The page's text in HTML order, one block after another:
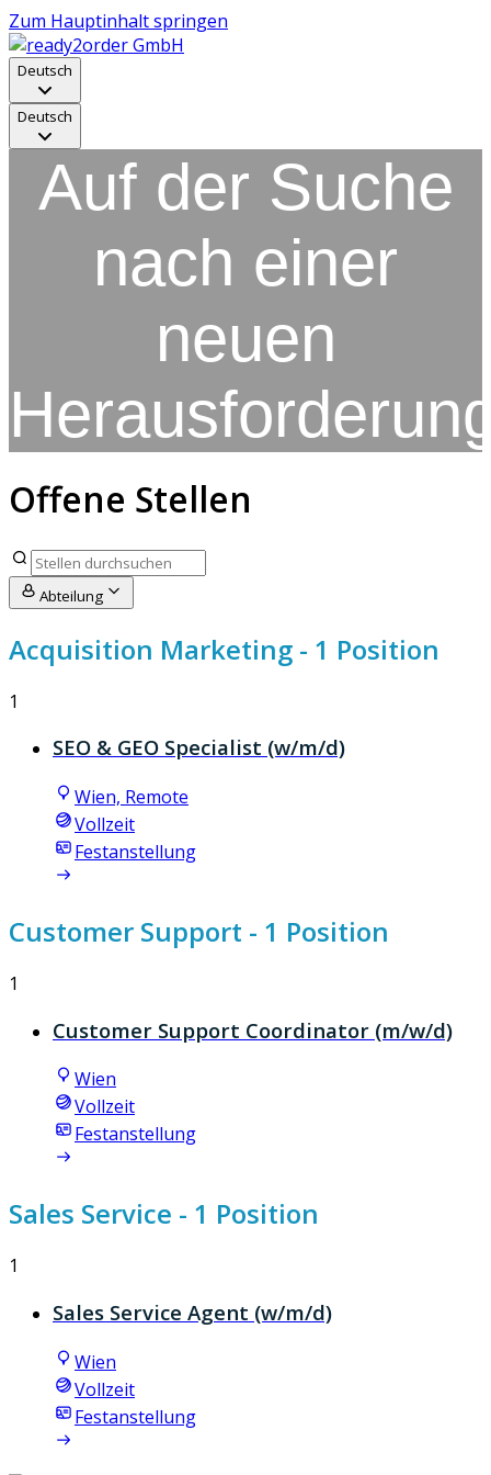
Zum Hauptinhalt springen
Deutsch
Deutsch
Auf der Suche
nach einer
neuen
Offene Stellen
Abteilung
Acquisition Marketing - 1 Position
1
SEO & GEO Specialist (w/m/d)
Wien, Remote
Vollzeit
Festanstellung
Customer Support - 1 Position
1
Customer Support Coordinator (m/w/d)
Wien
Vollzeit
Festanstellung
Sales Service - 1 Position
1
Sales Service Agent (w/m/d)
Wien
Vollzeit
Festanstellung